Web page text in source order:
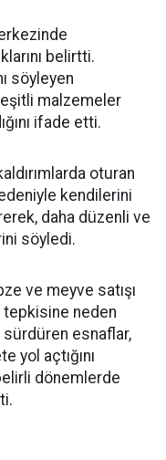
belirtti.
söyleyen
malzemeler
ifade etti.
oturan
kendilerini
daha düzenli ve
söyledi.
ve meyve satışı
tepkisine neden
esnaflar,
yol açtığını
dönemlerde